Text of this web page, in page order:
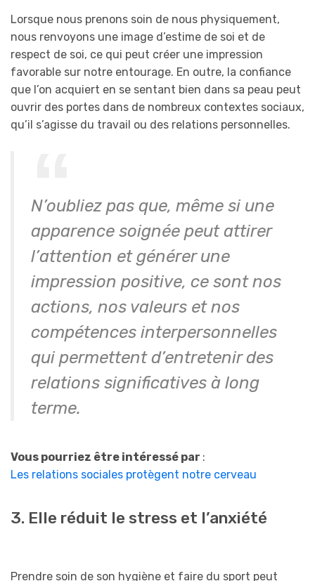
Lorsque nous prenons soin de nous physiquement,
nous renvoyons une image d’estime de soi et de
respect de soi, ce qui peut créer une impression
favorable sur notre entourage. En outre, la confiance
que l’on acquiert en se sentant bien dans sa peau peut
ouvrir des portes dans de nombreux contextes sociaux,
qu’il s’agisse du travail ou des relations personnelles.
N’oubliez pas que, même si une
apparence soignée peut attirer
l’attention et générer une
impression positive, ce sont nos
actions, nos valeurs et nos
compétences interpersonnelles
qui permettent d’entretenir des
relations significatives à long
terme.
Vous pourriez être intéressé par :
Les relations sociales protègent notre cerveau
3. Elle réduit le stress et l’anxiété
Prendre soin de son hygiène et faire du sport peut